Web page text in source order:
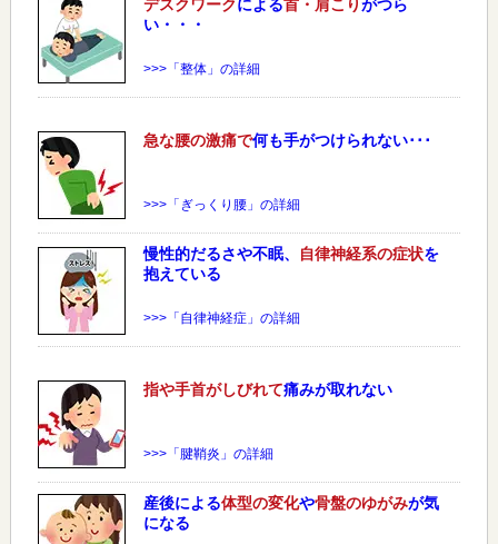
デスクワークによる首・肩こりがつら
い・・・
>>>「整体」の詳細
急な腰の激痛で何も手がつけられない･･･
>>>「ぎっくり腰」の詳細
慢性的だるさや不眠、 自律神経系の症状を
抱えている
>>>「自律神経症」の詳細
指や手首がしびれて痛みが取れない
>>>「腱鞘炎」の詳細
産後による体型の変化や骨盤のゆがみが気
になる